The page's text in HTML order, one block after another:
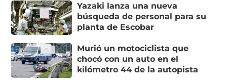
Yazaki lanza una nueva
búsqueda de personal para su
planta de Escobar
Murió un motociclista que
chocó con un auto en el
kilómetro 44 de la autopista